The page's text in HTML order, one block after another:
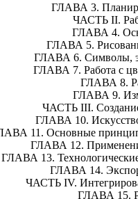
ГЛАВА 3.
ЧАСТЬ II.
ГЛАВА 4.
ГЛАВА 5.
ГЛАВА 6. Символы,
ГЛАВА 7. Работа с
ГЛАВА 8.
ГЛАВА 9.
ЧАСТЬ III.
ГЛАВА 10.
11. Основные
ГЛАВА 12.
ГЛАВА 13.
ГЛАВА 14.
ЧАСТЬ IV.
ГЛАВА 15.